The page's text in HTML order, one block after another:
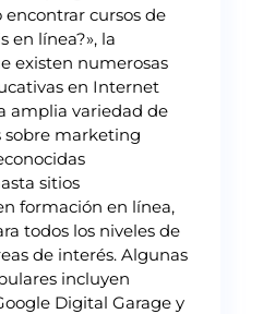
encontrar cursos de
en línea?», la
existen numerosas
en Internet
amplia variedad de
sobre marketing
sitios
formación en línea,
todos los niveles de
de interés. Algunas
incluyen
Digital Garage y